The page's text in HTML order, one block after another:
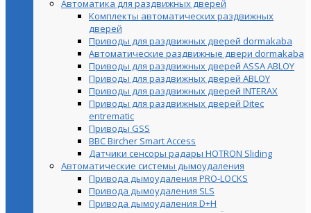
Автоматика для раздвижных дверей
Комплекты автоматических раздвижных
дверей
Приводы для раздвижных дверей dormakaba
Автоматические раздвижные двери dormakaba
Приводы для раздвижных дверей ASSA ABLOY
Приводы для раздвижных дверей ABLOY
Приводы для раздвижных дверей INTERAX
Приводы для раздвижных дверей Ditec
entrematic
Приводы GSS
BBC Bircher Smart Access
Датчики сенсоры радары HOTRON Sliding
Автоматические системы дымоудаления
Привода дымоудаления PRO-LOCKS
Привода дымоудаления SLS
Привода дымоудаления D+H